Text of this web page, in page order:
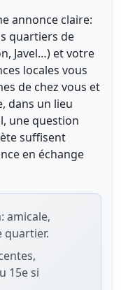
annonce claire:
quartiers de
Javel…) et votre
locales vous
de chez vous et
dans un lieu
une question
suffisent
en échange
amicale,
quartier.
15e si